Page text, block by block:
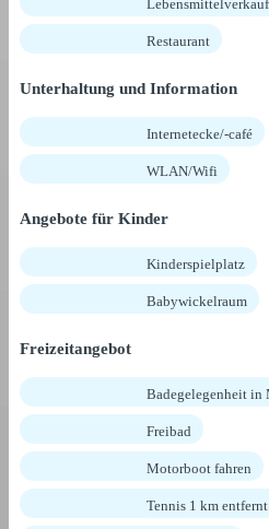
Lebensmittelverkauf
Restaurant
Unterhaltung und Information
Internetecke/-café
WLAN/Wifi
Angebote für Kinder
Kinderspielplatz
Babywickelraum
Freizeitangebot
Badegelegenheit in
Freibad
Motorboot fahren
Tennis 1 km entfernt